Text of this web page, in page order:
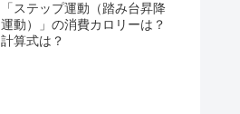
「ステップ運動（踏み台昇降
運動）」の消費カロリーは？
計算式は？